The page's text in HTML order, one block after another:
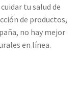
tu salud de
de productos,
no hay mejor
en línea.